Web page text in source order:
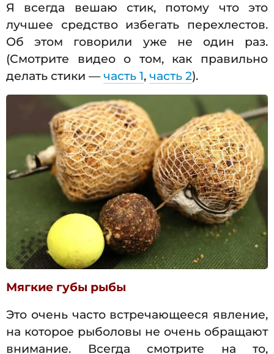
Я всегда вешаю стик, потому что это
лучшее средство избегать перехлестов.
Об этом говорили уже не один раз.
(Смотрите видео о том, как правильно
делать стики — часть 1, часть 2).
Мягкие губы рыбы
Это очень часто встречающееся явление,
на которое рыболовы не очень обращают
внимание. Всегда смотрите на то,